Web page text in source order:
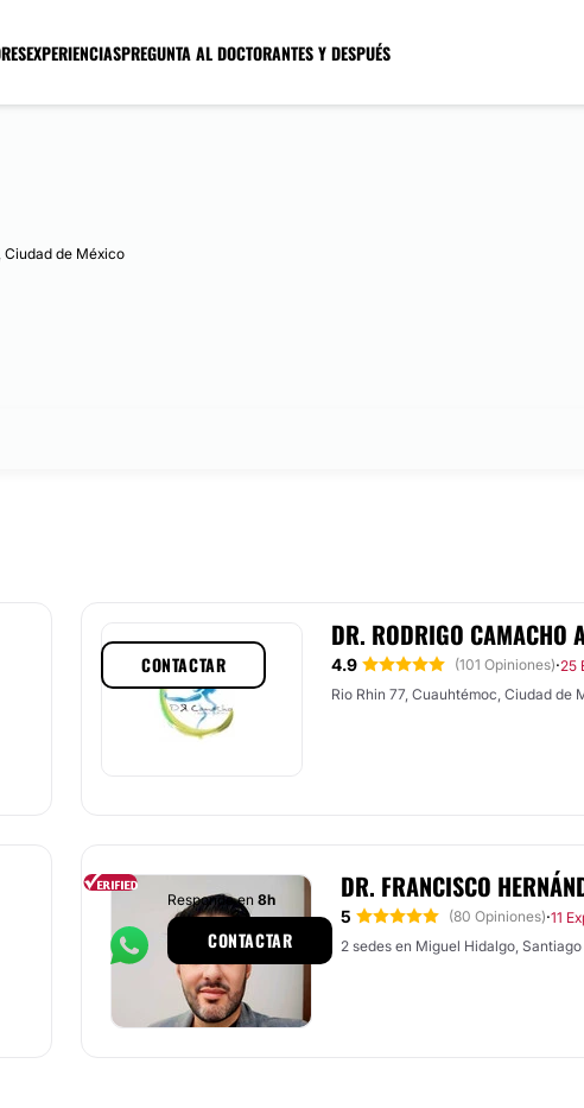
EXPERIENCIASPREGUNTA AL DOCTORANTES Y DESPUÉS
Ciudad de México
DR. RODRIGO CAMACHO
4.9 (101 Opiniones)·25
Rio Rhin 77, Cuauhtémoc, Ciudad de
CONTACTAR
DR. FRANCISCO
5 (80 Opiniones)·11
2 sedes en Miguel Hidalgo,
Responde en 8h
CONTACTAR